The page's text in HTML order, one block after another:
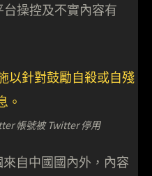
操控及不實內容有
帳號被 Twitter 停用
自中國國內外，內容